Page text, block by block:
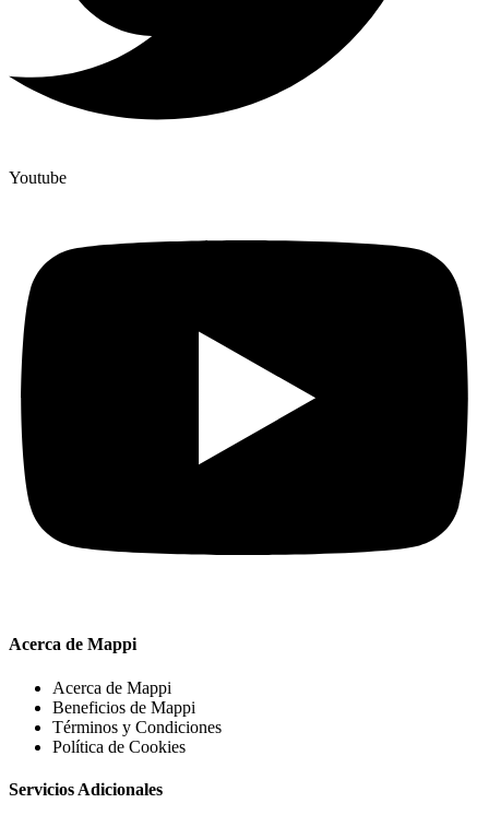
Youtube
Acerca de Mappi
Acerca de Mappi
Beneficios de Mappi
Términos y Condiciones
Política de Cookies
Servicios Adicionales